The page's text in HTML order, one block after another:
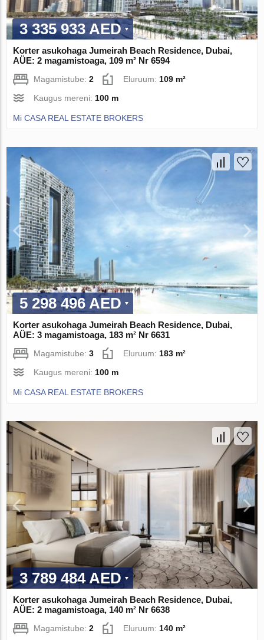
3 335 933 AED
Korter asukohaga Jumeirah Beach Residence, Dubai,
AÜE: 2 magamistoaga, 109 m² Nr 6594
Magamistube:2 Eluruum: 109 m²
Kaugus mereni: 100 m
Mi CASA REAL ESTATE BROKERS
5 298 496 AED
Korter asukohaga Jumeirah Beach Residence, Dubai,
AÜE: 3 magamistoaga, 183 m² Nr 6631
Magamistube:3 Eluruum:183 m²
Kaugus mereni:100 m
Mi CASA REAL ESTATE BROKERS
3 789 484 AED
Korter asukohaga Jumeirah Beach Residence, Dubai,
AÜE: 2 magamistoaga, 140 m² Nr 6638
Magamistube:2 Eluruum: 140 m²